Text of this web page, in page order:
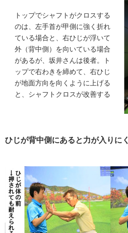
トップでシャフトがクロスする
のは、左手首が甲側に強く折れ
ている場合と、右ひじが浮いて
外（背中側）を向いている場合
があるが、坂井さんは後者。ト
ップで右わきを締めて、右ひじ
が地面方向を向くように上げる
と、シャフトクロスが改善する
ひじが背中側にあると力が入りに